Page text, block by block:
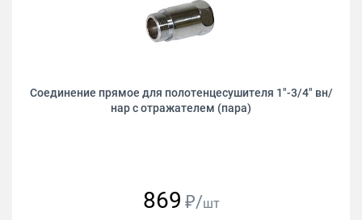
Соединение прямое для полотенцесушителя 1"-3/4" вн/
нар с отражателем (пара)
869 ₽/шт